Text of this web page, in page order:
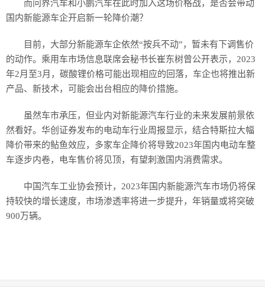
而问界汽车和小鹏汽车在此时加入这场价格战，是否会带动
国内新能源车企开启新一轮降价潮？
目前，大部分新能源车企依然“按兵不动”，暂未有下调售价
的动作。乘用车市场信息联席会秘书长崔东树曾公开表示，2023
年2月至3月，碳酸锂价格可能出现相应的回落，车企也将推出新
产品、新技术，可能会出台相应的降价措施。
虽然车市承压，但业内对新能源汽车行业的未来发展前景依
然看好。华创证券发布的电动车行业周报显示，结合特斯拉大幅
降价带来的鲇鱼效应，多家车企降价将导致2023年国内电动车整
车逐步内卷，电车售价将见顶，有望刺激国内消费需求。
中国汽车工业协会预计，2023年国内新能源汽车市场仍将保
持较快的增长速度，市场渗透率将进一步提升，年销量或将突破
900万辆。